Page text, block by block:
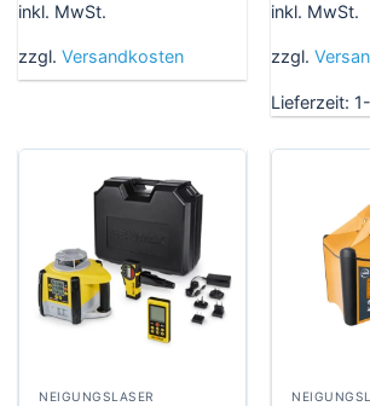
inkl. MwSt.
zzgl. Versandkosten
inkl. MwSt.
zzgl.
Lieferzeit:
NEIGUNGSLASER